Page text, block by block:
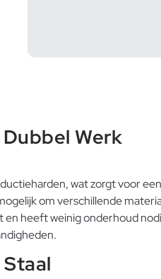
Werk
wat zorgt voor
om verschillende
heeft weinig onderhoud